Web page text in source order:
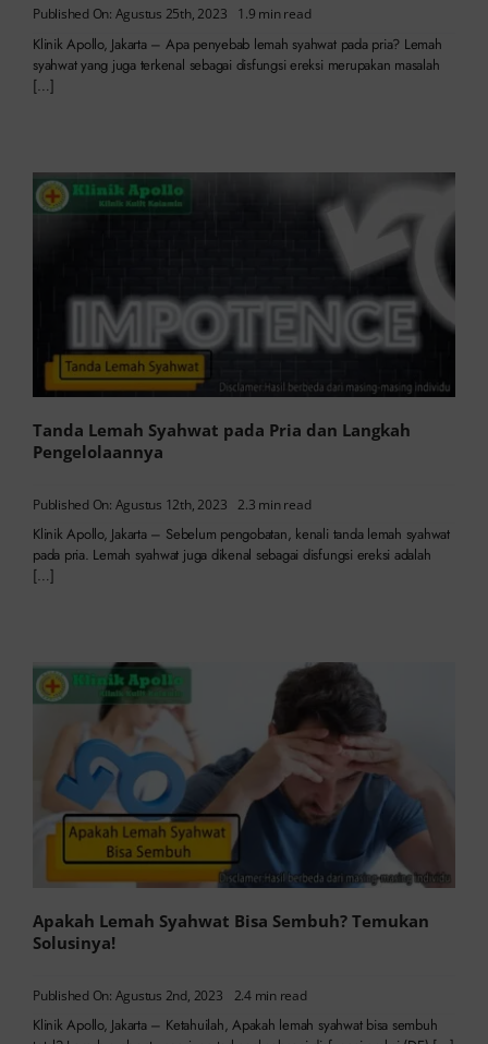
Published On: Agustus 25th, 2023 1.9 min read
Klinik Apollo, Jakarta – Apa penyebab lemah syahwat pada pria? Lemah
syahwat yang juga terkenal sebagai disfungsi ereksi merupakan masalah
[…]
Tanda Lemah Syahwat pada Pria dan Langkah
Pengelolaannya
Published On: Agustus 12th, 2023 2.3 min read
Klinik Apollo, Jakarta – Sebelum pengobatan, kenali tanda lemah syahwat
pada pria. Lemah syahwat juga dikenal sebagai disfungsi ereksi adalah
[…]
Apakah Lemah Syahwat Bisa Sembuh? Temukan
Solusinya!
Published On: Agustus 2nd, 2023 2.4 min read
Klinik Apollo, Jakarta – Ketahuilah, Apakah lemah syahwat bisa sembuh